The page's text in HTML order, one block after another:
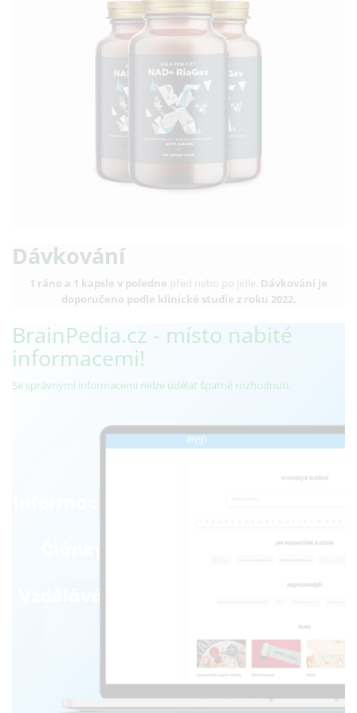
Dávkování
1 ráno a 1 kapsle v poledne před nebo po jídle. Dávkování je
doporučeno podle klinické studie z roku 2022.
BrainPedia.cz - místo nabité
informacemi!
Se správnými informacemi nelze udělat špatné rozhodnutí.